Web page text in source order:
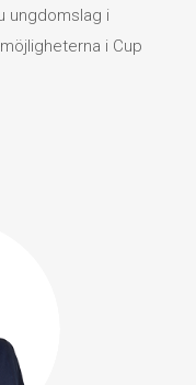
ungdomslag i
i Cup